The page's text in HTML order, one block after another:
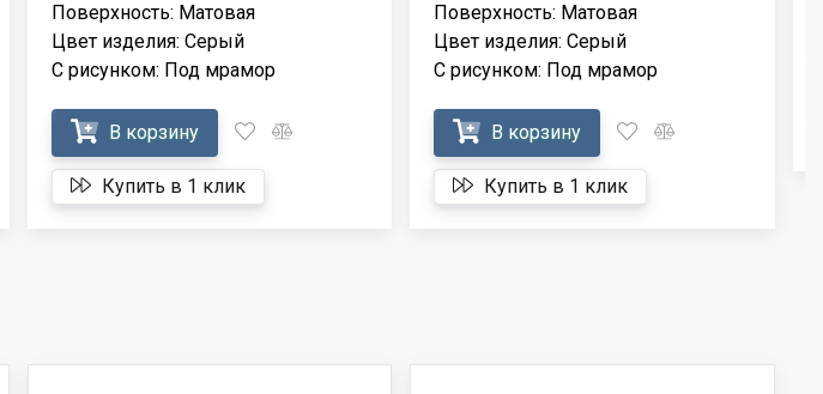
Поверхность: Матовая
Цвет изделия: Серый
С рисунком: Под мрамор
В корзину
Купить в 1 клик
Поверхность: Матовая
Цвет изделия: Серый
С рисунком: Под мрамор
В корзину
Купить в 1 клик